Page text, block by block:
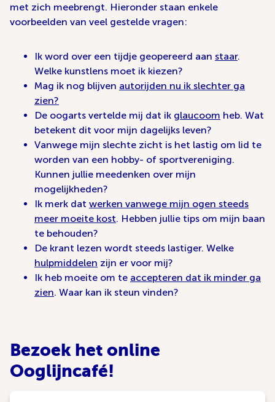
met zich meebrengt. Hieronder staan enkele
voorbeelden van veel gestelde vragen:
Ik word over een tijdje geopereerd aan staar.
Welke kunstlens moet ik kiezen?
Mag ik nog blijven autorijden nu ik slechter ga
zien?
De oogarts vertelde mij dat ik glaucoom heb. Wat
betekent dit voor mijn dagelijks leven?
Vanwege mijn slechte zicht is het lastig om lid te
worden van een hobby- of sportvereniging.
Kunnen jullie meedenken over mijn
mogelijkheden?
Ik merk dat werken vanwege mijn ogen steeds
meer moeite kost. Hebben jullie tips om mijn baan
te behouden?
De krant lezen wordt steeds lastiger. Welke
hulpmiddelen zijn er voor mij?
Ik heb moeite om te accepteren dat ik minder ga
zien. Waar kan ik steun vinden?
Bezoek het online
Ooglijncafé!